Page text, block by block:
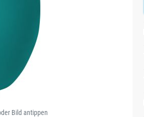
Bild antippen